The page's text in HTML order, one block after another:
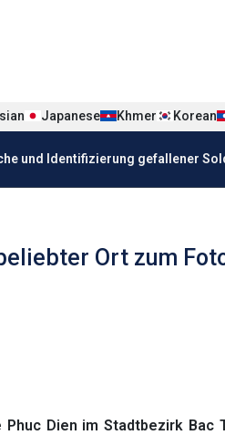
Đức
Japanese Khmer Korean
und Identifizierung gefallener
Ort zum
Phuc Dien im Stadtbezirk Bac